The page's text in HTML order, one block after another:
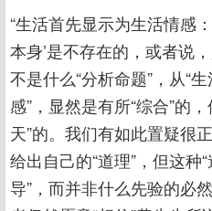
“生活首先显示为生活情感
本身’是不存在的，或者说
不是什么“分析命题”，从“
感”，显然是有所“综合”的
天”的。我们有如此置疑很
给出自己的“道理”，但这种
导”，而并非什么先验的必